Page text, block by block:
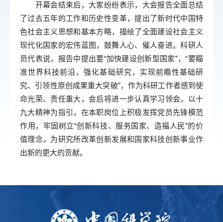
开幕会结束后，大家纷纷表示，大会报告全面总结
了过去五年的工作和历史性变革，提出了新时代中国特
色社会主义思想和基本方略，描绘了全面建设社会主义
现代化国家的宏伟蓝图，鼓舞人心、催人奋进。科研人
员代表说，报告中提出要“加快建设创新型国家”，“要瞄
准世界科技前沿，强化基础研究，实现前瞻性基础研
究、引领性原创成果重大突破”，作为科研工作者感到使
命光荣、责任重大，会后将进一步认真学习领会，以十
九大精神为指引，在本职岗位上积极发挥党员先锋模范
作用，牢固树立“创新科技、服务国家、造福人民”的价
值理念，为研究所改革创新发展和国家科技创新事业作
出新的更大的贡献。